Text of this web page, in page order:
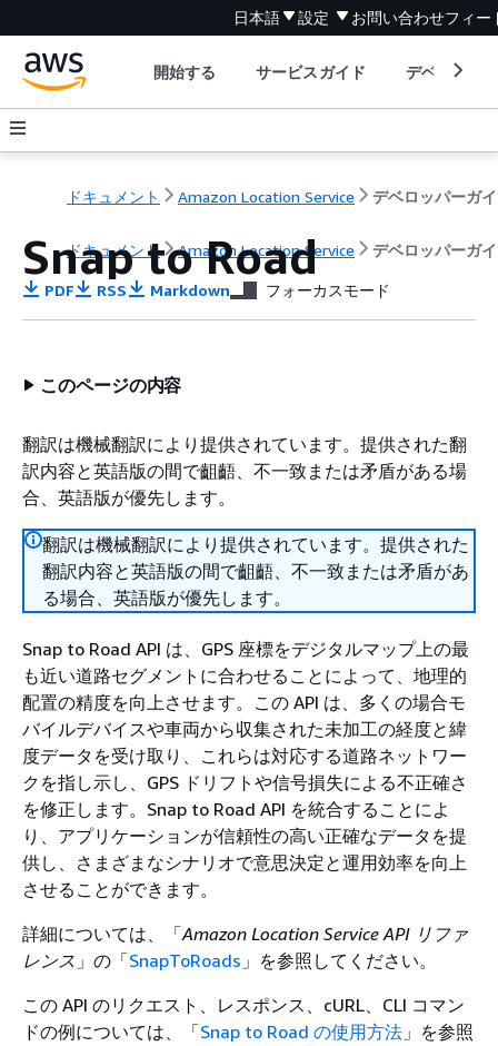
日本語 設定 お問い合わせフィー
開始する サービスガイド デベロッパ
ドキュメント Amazon Location Service デベロッパーガ
ドキュメント Amazon Location Service デベロッパーガ
Snap to Road
PDF RSS Markdown フォーカスモード
このページの内容
翻訳は機械翻訳により提供されています。提供された翻
訳内容と英語版の間で齟齬、不一致または矛盾がある場
合、英語版が優先します。
翻訳は機械翻訳により提供されています。提供された
翻訳内容と英語版の間で齟齬、不一致または矛盾があ
る場合、英語版が優先します。
Snap to Road API は、GPS 座標をデジタルマップ上の最
も近い道路セグメントに合わせることによって、地理的
配置の精度を向上させます。この API は、多くの場合モ
バイルデバイスや車両から収集された未加工の経度と緯
度データを受け取り、これらは対応する道路ネットワー
クを指し示し、GPS ドリフトや信号損失による不正確さ
を修正します。Snap to Road API を統合することによ
り、アプリケーションが信頼性の高い正確なデータを提
供し、さまざまなシナリオで意思決定と運用効率を向上
させることができます。
詳細については、「Amazon Location Service API リファ
レンス 」の「SnapToRoads 」を参照してください。
この API のリクエスト、レスポンス、cURL、CLI コマン
ドの例については、「Snap to Road の使用方法 」を参照